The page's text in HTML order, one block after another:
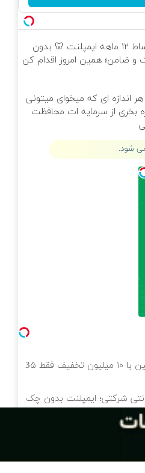
اقساط ۱۲ ماهه ایمپلنت 🦷 بدون
و ضامن؛ همین امروز اقدام کن
اندازه ای که میخوای میتونی
بخری از سرمایه ات محافظت
می شود.
بلفاروپلاستی پلک پایین با ۱۰ میلیون تخفیف فقط 3۵
+ گارانتی شرکتی؛ ایمپلنت بدون چک
متخصص